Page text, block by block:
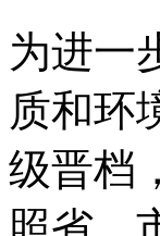
为进一
质和环
级晋档